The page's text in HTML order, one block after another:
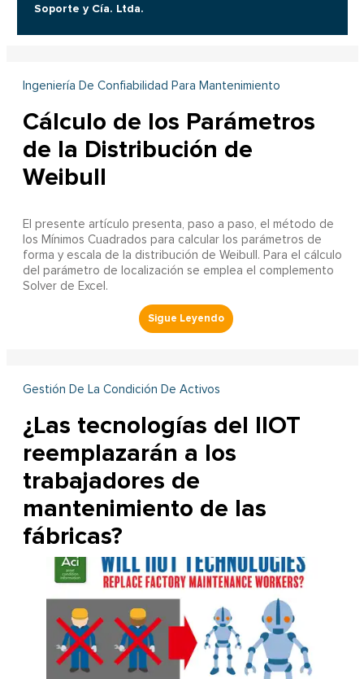
Soporte y Cía. Ltda.
Ingeniería De Confiabilidad Para Mantenimiento
Cálculo de los Parámetros
de la Distribución de
Weibull
El presente artículo presenta, paso a paso, el método de
los Mínimos Cuadrados para calcular los parámetros de
forma y escala de la distribución de Weibull. Para el cálculo
del parámetro de localización se emplea el complemento
Solver de Excel.
Gestión De La Condición De Activos
¿Las tecnologías del IIOT
reemplazarán a los
trabajadores de
mantenimiento de las
fábricas?